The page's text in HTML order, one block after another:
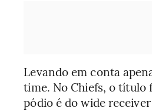
Levando em conta
time. No Chiefs, o título
pódio é do wide